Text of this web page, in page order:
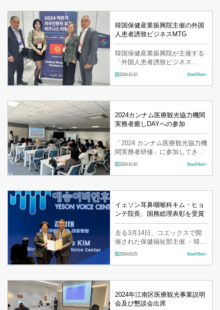
韓国保健産業振興院主催の外国
人患者誘致ビジネスMTG
韓国保健産業振興院が主催する
「外国人患者誘致ビジネス
MTG」に参加してきました！
2024-10-10 Read More >
2024カンナム医療観光協力機関
実務者癒しDAYへの参加
「2024 カンナム医療観光協力機
関実務者研修」に参加してきま
した! 「中国患者向けマーケテ
2024-10-10 Read More >
イェソン耳鼻咽喉科キム・ヒョ
ンテ院長、国務総理表彰を受賞
去る3月14日、コエックスで開
催された保健福祉部主催 ・韓国
保健参照振興院主管)Medical
様…
2024-03-25 Read More >
2024年江南区医療観光事業説明
会及び懇談会出席